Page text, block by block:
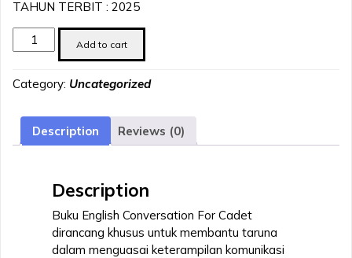
TAHUN TERBIT : 2025
Buku
Ajar
Conversation
Cadet
quantity
Add to cart
Category: Uncategorized
Description Reviews (0)
Description
Buku English Conversation For Cadet
dirancang khusus untuk membantu taruna
dalam menguasai keterampilan komunikasi